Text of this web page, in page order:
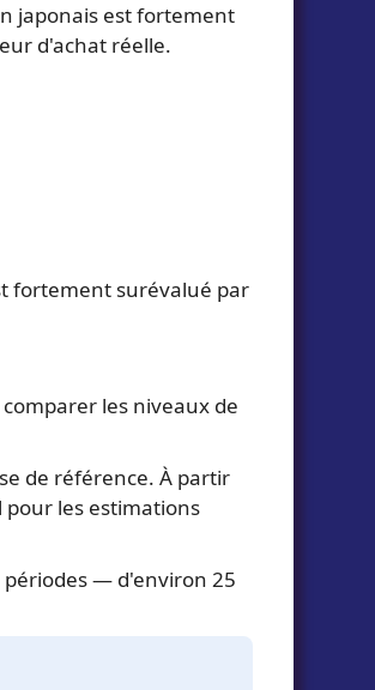
japonais est fortement
d'achat réelle.
fortement surévalué par
les niveaux de
de référence. À partir
les estimations
périodes — d'environ 25